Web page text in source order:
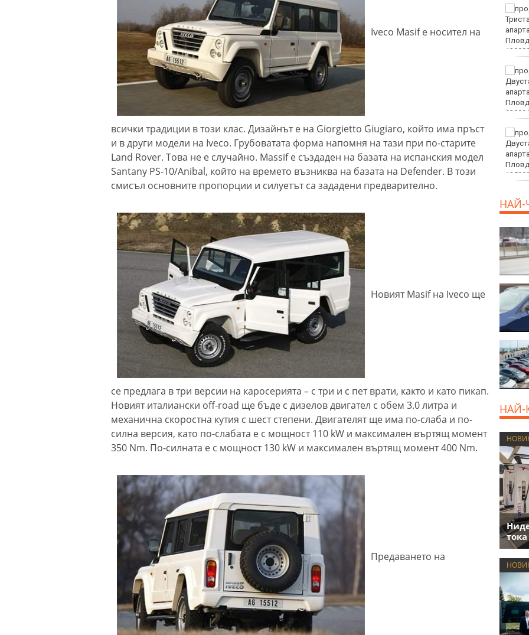
Iveco Masif е носител на
всички традиции в този клас. Дизайнът е на Giorgietto Giugiaro, който има пръст
и в други модели на Iveco. Грубоватата форма напомня на тази при по-старите
Land Rover. Това не е случайно. Massif е създаден на базата на испанския модел
Santany PS-10/Anibal, който на времето възниква на базата на Defender. В този
смисъл основните пропорции и силуетът са зададени предварително.
Новият Masif на Iveco ще
се предлага в три версии на каросерията – с три и с пет врати, както и като пикап.
Новият италиански off-road ще бъде с дизелов двигател с обем 3.0 литра и
механична скоростна кутия с шест степени. Двигателят ще има по-слаба и по-
силна версия, като по-слабата е с мощност 110 kW и максимален въртящ момент
350 Nm. По-силната е с мощност 130 kW и максимален въртящ момент 400 Nm.
Предаването на
DARA, Орлин Павлов и
любими варненски
изпълнители ще пеят на
НАЙ-
НАЙ-